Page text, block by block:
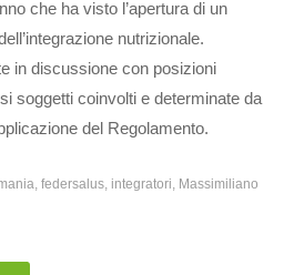
che ha visto l’apertura di un
nutrizionale.
in discussione con posizioni
soggetti coinvolti e determinate da
del Regolamento.
federsalus integratori
Massimiliano